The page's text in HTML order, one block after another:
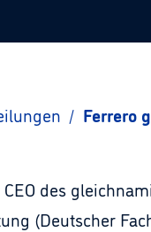
/ Ferrero
des
(Deutscher